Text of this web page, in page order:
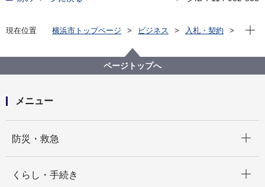
現在位置 横浜市トップページ ビジネス
入札・契約
【申込を締め切りました】【公募型指名競争入札】防
災倉庫設置の設置業務委託（その３）
現在
ページトップへ
メニュー
防災・救急
くらし・手続き